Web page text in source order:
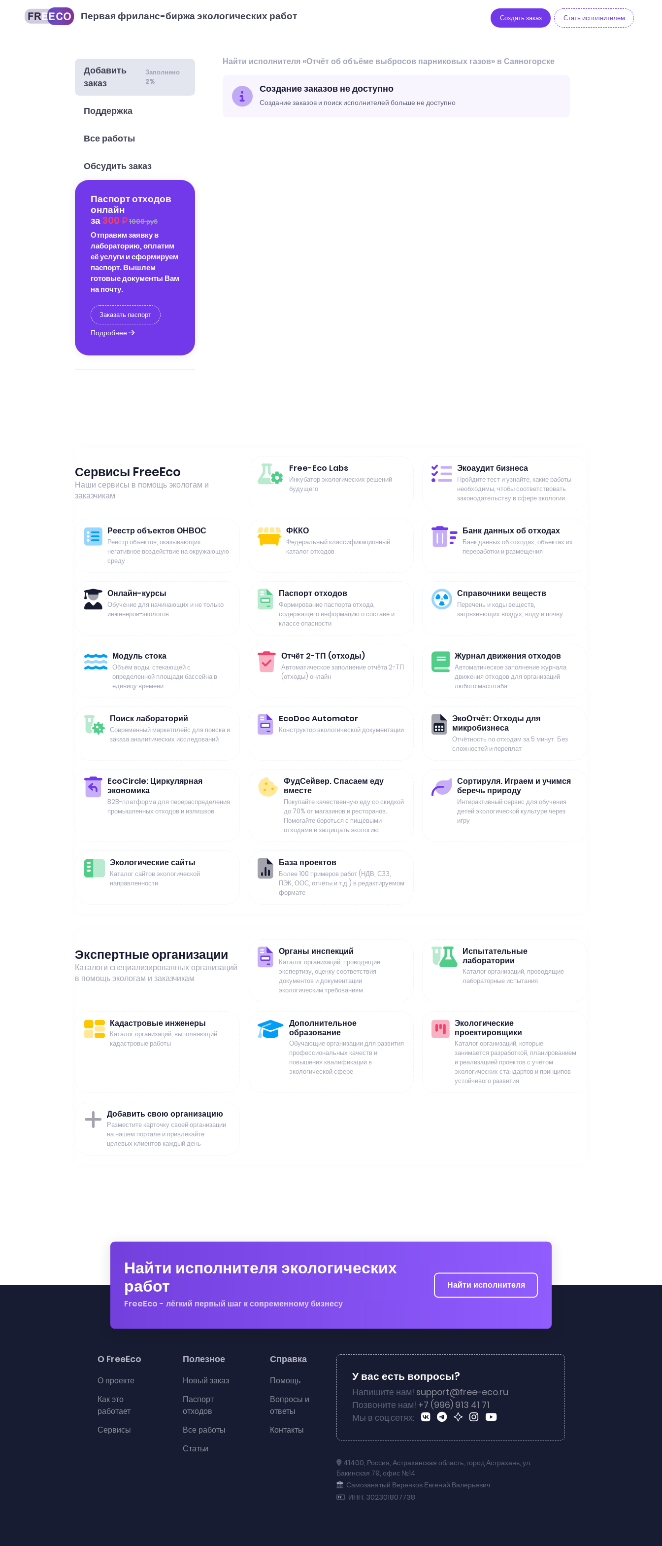
Первая фриланс-биржа экологических работ Создать заказ Стать исполнителем
Добавить
заказ
Заполнено
2%
Поддержка
Все работы
Обсудить заказ
Паспорт отходов
онлайн
за300 1000 руб
Отправим заявку в
лабораторию, оплатим
её услуги и сформируем
паспорт. Вышлем
готовые документы Вам
на почту.
Заказать паспорт
Подробнее
Найти исполнителя «Отчёт об объёме выбросов парниковых газов» в Саяногорске
Создание заказов не доступно
Создание заказов и поиск исполнителей больше не доступно
Сервисы FreeEco
Наши сервисы в помощь экологам и
заказчикам
Free-Eco Labs
Инкубатор экологических решений
будущего
Экоаудит бизнеса
Пройдите тест и узнайте, какие работы
необходимы, чтобы соответствовать
законодательству в сфере экологии
Реестр объектов ОНВОС
Реестр объектов, оказывающих
негативное воздействие на окружающую
среду
ФККО
Федеральный классификационный
каталог отходов
Банк данных об отходах
Банк данных об отходах, объектах их
переработки и размещения
Онлайн-курсы
Обучение для начинающих и не только
инженеров-экологов
Паспорт отходов
Формирование паспорта отхода,
содержащего информацию о составе и
классе опасности
Справочники веществ
Перечень и коды веществ,
загрязняющих воздух, воду и почву
Модуль стока
Объём воды, стекающей с
определенной площади бассейна в
единицу времени
Отчёт 2-ТП (отходы)
Автоматическое заполнение отчёта 2-ТП
(отходы) онлайн
Журнал движения отходов
Автоматическое заполнение журнала
движения отходов для организаций
любого масштаба
Поиск лабораторий
Современный маркетплейс для поиска и
заказа аналитических исследований
EcoDoc Automator
Конструктор экологической документации
ЭкоОтчёт: Отходы для
микробизнеса
Отчётность по отходам за 5 минут. Без
сложностей и переплат
EcoCircle: Циркулярная
экономика
B2B-платформа для перераспределения
промышленных отходов и излишков
ФудСейвер. Спасаем еду
вместе
Покупайте качественную еду со скидкой
до 70% от магазинов и ресторанов.
Помогайте бороться с пищевыми
отходами и защищать экологию
Сортируля. Играем и учимся
беречь природу
Интерактивный сервис для обучения
детей экологической культуре через
игру
Экологические сайты
Каталог сайтов экологической
направленности
База проектов
Более 100 примеров работ (НДВ, СЗЗ,
ПЭК, ООС, отчёты и т.д.) в редактируемом
формате
Экспертные организации
Каталоги специализированных организаций
в помощь экологам и заказчикам
Органы инспекций
Каталог организаций, проводящие
экспертизу, оценку соответствия
документов и документации
экологическим требованиям
Испытательные
лаборатории
Каталог организаций, проводящие
лабораторные испытания
Кадастровые инженеры
Каталог организаций, выполняющий
кадастровые работы
Дополнительное
образование
Обучающие организации для развития
профессиональных качеств и
повышения квалификации в
экологической сфере
Экологические
проектировщики
Каталог организаций, которые
занимается разработкой, планированием
и реализацией проектов с учётом
экологических стандартов и принципов
устойчивого развития
Добавить свою организацию
Разместите карточку своей организации
на нашем портале и привлекайте
целевых клиентов каждый день
Найти исполнителя экологических
работ
FreeEco - лёгкий первый шаг к современному бизнесу
Найти исполнителя
О FreeEco
О проекте
Как это
работает
Сервисы
Полезное
Новый заказ
Паспорт
отходов
Все работы
Статьи
Справка
Помощь
Вопросы и
ответы
Контакты
У вас есть вопросы?
Напишите нам! support@free-eco.ru
Позвоните нам! +7 (996) 913 41 71
Мы в соц.сетях:
41400, Россия, Астраханская область, город Астрахань, ул.
Бакинская 79, офис №14
Самозанятый Веренков Евгений Валерьевич
ИНН: 302301807738